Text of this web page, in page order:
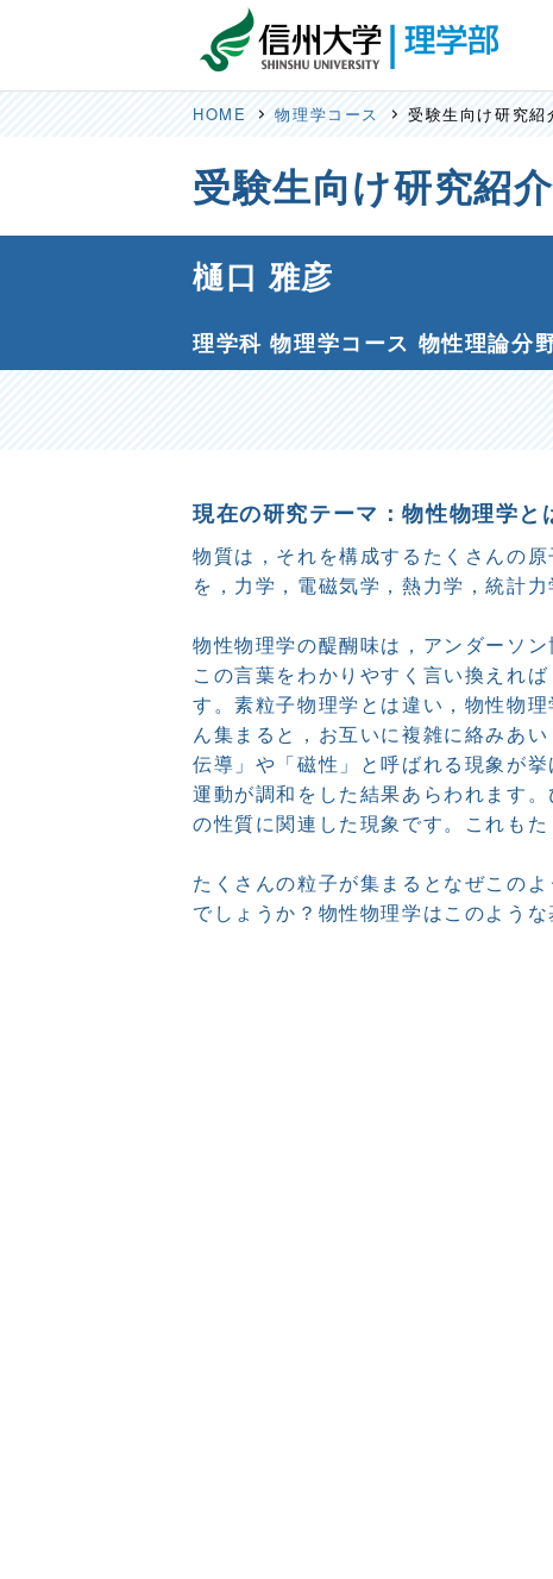
HOME 物理学コース 受験生向け研究紹
受験生向け研究紹介
樋口 雅彦
理学科 物理学コース 物性理論分
現在の研究テーマ：物性物理学と
物質は，それを構成するたくさんの
を，力学，電磁気学，熱力学，統計
物性物理学の醍醐味は，アンダーソ
この言葉をわかりやすく言い換えれ
す。素粒子物理学とは違い，物性物
ん集まると，お互いに複雑に絡みあ
伝導」や「磁性」と呼ばれる現象が
運動が調和をした結果あらわれます
の性質に関連した現象です。これも
たくさんの粒子が集まるとなぜこの
でしょうか？物性物理学はこのよう